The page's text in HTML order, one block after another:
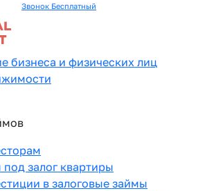
Звонок Бесплатный
бизнеса и физических лиц
под залог квартиры
в залоговые займы